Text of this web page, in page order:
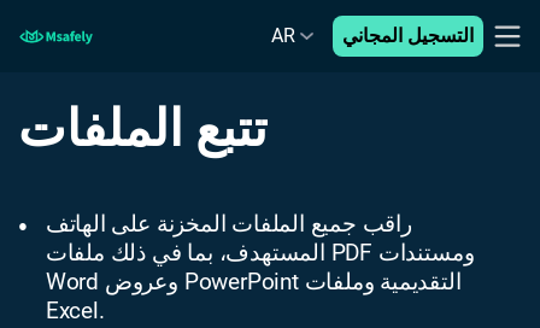
AR التسجيل المجاني
تتبع الملفات
●
راقب جميع الملفات المخزنة على الهاتف
المستهدف، بما في ذلك ملفات PDF ومستندات
Word وعروض PowerPoint التقديمية وملفات
Excel.